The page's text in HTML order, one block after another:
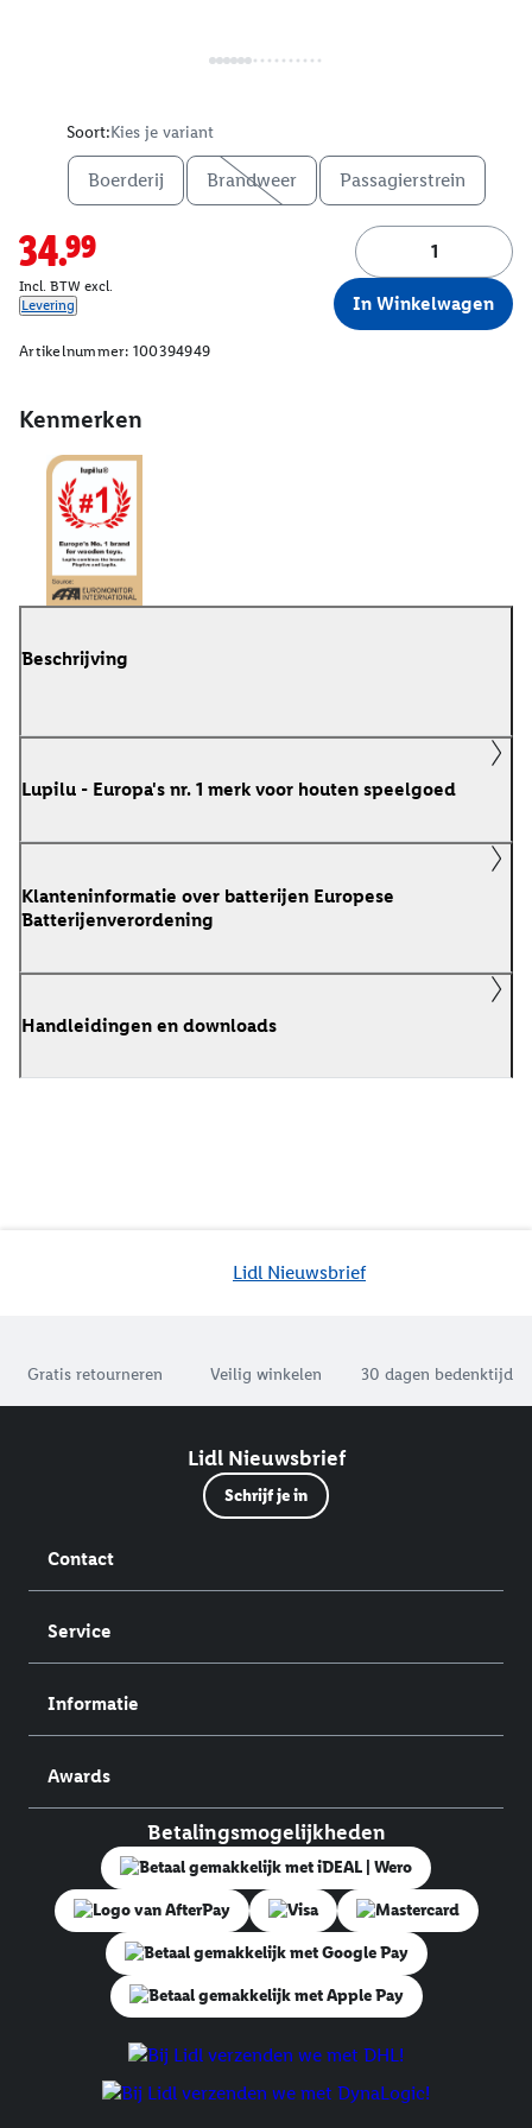
Kenmerken
Soort:Kies je variant
Boerderij Brandweer Passagierstrein
34.99
Incl. BTW excl.
Levering
In Winkelwagen
Artikelnummer: 100394949
Beschrijving
Lupilu - Europa's nr. 1 merk voor houten speelgoed
Klanteninformatie over batterijen Europese
Batterijenverordening
Handleidingen en downloads
Lidl Nieuwsbrief
Gratis retourneren Veilig winkelen 30 dagen bedenktijd
Lidl Nieuwsbrief
Schrijf je in
Contact
Service
Informatie
Awards
Betalingsmogelijkheden